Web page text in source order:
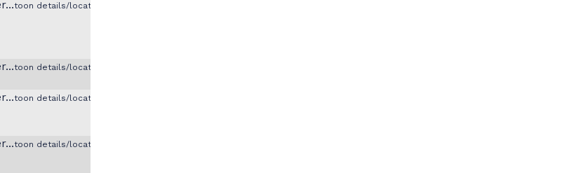
toon details/locatie
toon details/locatie
toon details/locatie
toon details/locatie